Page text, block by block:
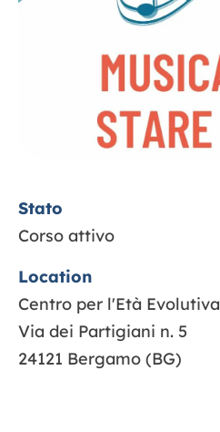
Stato
Corso attivo
Location
Centro per l'Età Evolutiva
Via dei Partigiani n. 5
24121 Bergamo (BG)